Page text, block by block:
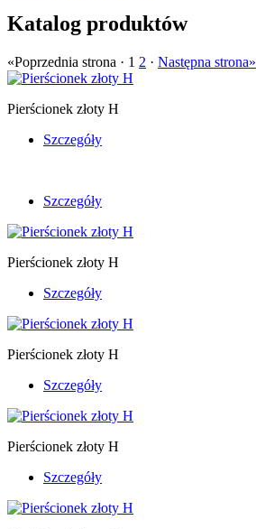
Katalog produktów
«Poprzednia strona · 1 2 · Następna strona»
Pierścionek złoty H
Szczegóły
Szczegóły
Pierścionek złoty H
Szczegóły
Pierścionek złoty H
Szczegóły
Pierścionek złoty H
Szczegóły